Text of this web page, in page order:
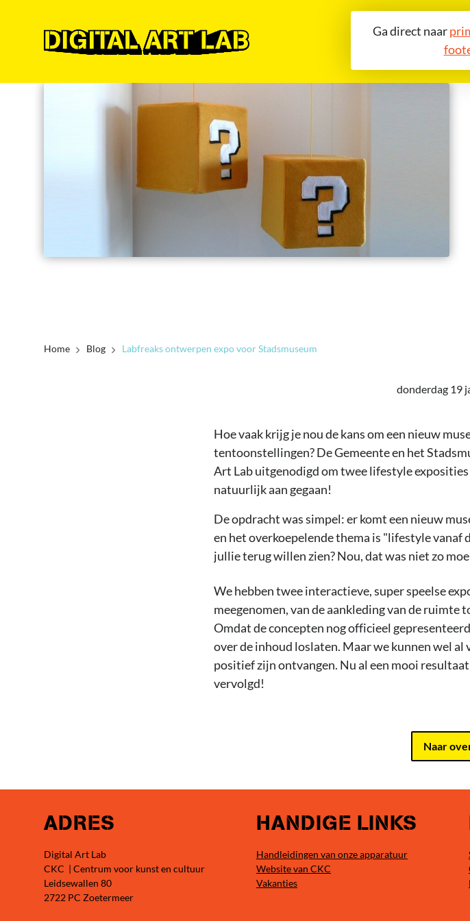
Ga direct naar
Home Blog Labfreaks ontwerpen expo voor Stadsmuseum
donderdag 19
Hoe vaak krijg je nou de kans om een nieuw
tentoonstellingen? De Gemeente en het
Art Lab uitgenodigd om twee lifestyle
natuurlijk aan gegaan!
De opdracht was simpel: er komt een nieuw
en het overkoepelende thema is "lifestyle vanaf
jullie terug willen zien? Nou, dat was niet zo
We hebben twee interactieve, super speelse
meegenomen, van de aankleding van de
Omdat de concepten nog officieel
over de inhoud loslaten. Maar we kunnen wel
positief zijn ontvangen. Nu al een mooi
vervolgd!
Naar
ADRES
Digital Art Lab
CKC | Centrum voor kunst en cultuur
Leidsewallen 80
2722 PC Zoetermeer
HANDIGE LINKS
Handleidingen van onze apparatuur
Website van CKC
Vakanties